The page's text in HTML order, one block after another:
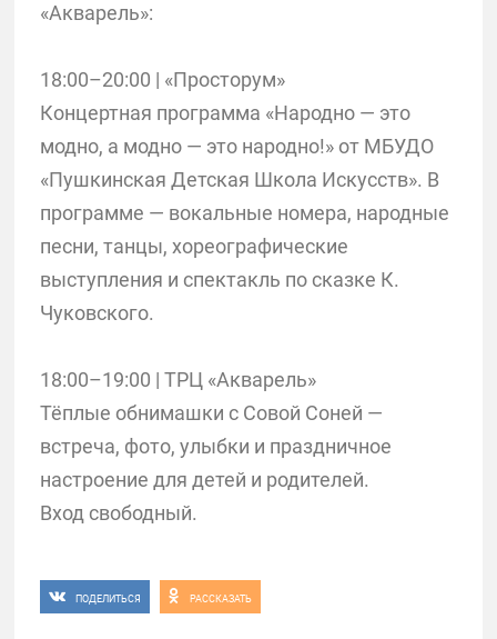
«Акварель»:
18:00–20:00 | «Просторум»
Концертная программа «Народно — это
модно, а модно — это народно!» от МБУДО
«Пушкинская Детская Школа Искусств». В
программе — вокальные номера, народные
песни, танцы, хореографические
выступления и спектакль по сказке К.
Чуковского.
18:00–19:00 | ТРЦ «Акварель»
Тёплые обнимашки с Совой Соней —
встреча, фото, улыбки и праздничное
настроение для детей и родителей.
Вход свободный.
ПОДЕЛИТЬСЯ РАССКАЗАТЬ